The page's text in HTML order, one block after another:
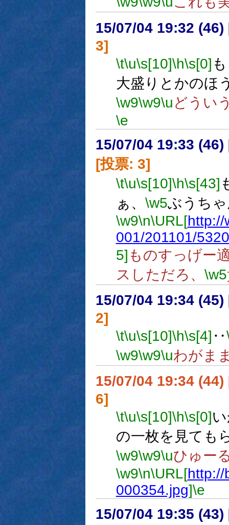
15/07/04 19:32 (46)
3]
\t\u\s[10]\h\s[0]
大盛りとかのほ
\w9\w9\uどうい
\e
15/07/04 19:33 (46)
[投票: 3]
\t\u\s[10]\h\s[43]
ぁ、 \w5ぶうち
\w9\n\URL[http://
001/201101/
5] ものすっげー
スしただろ、 \w5
15/07/04 19:34 (45)
2]
\t\u\s[10]\h\s[4] ‥
\w9\w9\uわがま
15/07/04 19:34 (44)
6]
\t\u\s[10]\h\s[0]
の一枚を見ても
\w9\w9\uひゅー
\w9\n\URL[http://
000354.jpg]\e
15/07/04 19:35 (43)